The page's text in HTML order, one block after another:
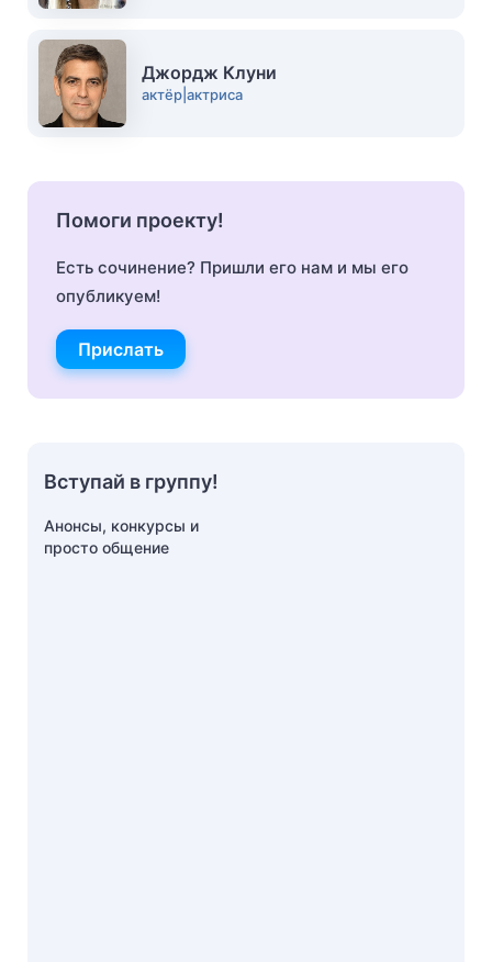
Джордж Клуни
актёр|актриса
Помоги проекту!
Есть сочинение? Пришли его нам и мы его
опубликуем!
Прислать
Вступай в группу!
Анонсы, конкурсы и
просто общение